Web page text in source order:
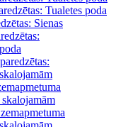
Tualetes poda
Sienas